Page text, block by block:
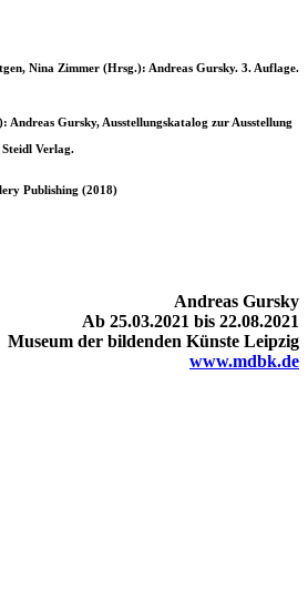
Nina Zimmer (Hrsg.): Andreas Gursky. 3. Auflage.
Gursky, Ausstellungskatalog zur Ausstellung
Verlag.
Publishing (2018)
Andre­as Gursky
Ab 25.03.2021 bis 22.08.2021
Muse­um der bil­den­den Küns­te Leipzig
www.mdbk.de